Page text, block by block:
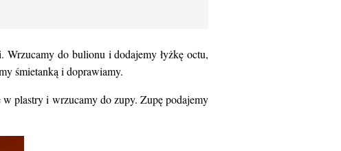
Wrzucamy do bulionu i dodajemy łyżkę octu,
śmietanką i doprawiamy.
plastry i wrzucamy do zupy. Zupę podajemy